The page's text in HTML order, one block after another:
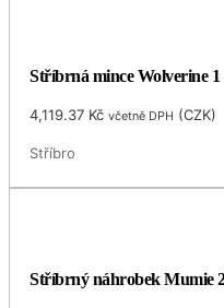
Stříbrná mince Wolverine 1
4,119.37 Kč včetně DPH (CZK)
Stříbro
Stříbrný náhrobek Mumie